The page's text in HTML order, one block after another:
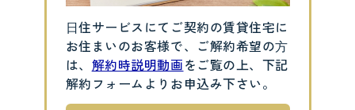
⽇住サービスにてご契約の賃貸住宅に
お住まいのお客様で、ご解約希望の⽅
は、 解約時説明動画をご覧の上、下記
解約フォームよりお申込み下さい。